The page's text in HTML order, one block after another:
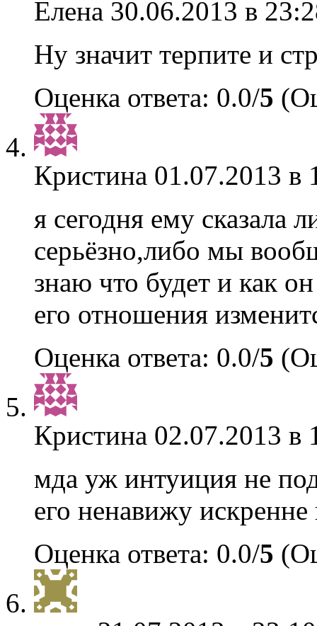
Елена 30.06.2013 в
Ну значит терпите и
Оценка ответа: 0.0/5
Кристина 01.07.2013 в
я сегодня ему сказала
серьёзно,либо мы
знаю что будет и как
его отношения
Оценка ответа: 0.0/5
Кристина 02.07.2013 в
мда уж интуиция не
его ненавижу
Оценка ответа: 0.0/5